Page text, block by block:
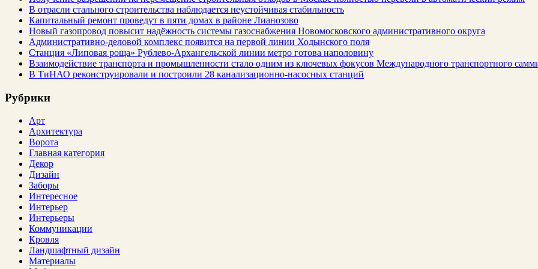
В отрасли стального строительства наблюдается неустойчивая стабильность
Капитальный ремонт проведут в пяти домах в районе Лианозово
Новый газопровод повысит надёжность системы газоснабжения Новомосковского административного округа
Административно-деловой комплекс появится на первой линии Ходынского поля
Станция «Липовая роща» Рублево-Архангельской линии метро готова наполовину
Взаимодействие транспорта и промышленности стало одним из ключевых фокусов Международного транспортного
В ТиНАО реконструировали и построили 28 канализационно-насосных станций
Рубрики
Арт
Архитектура
Ворота
Главная категория
Декор
Дизайн
Заборы
Интересное
Интерьер
Интерьеры
Коммуникации
Кровля
Ландшафтный дизайн
Материалы